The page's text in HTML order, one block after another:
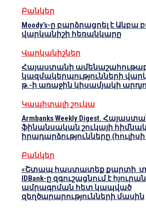
Բանկեր
Moody’s-ը բարձրացրել է Ակբա
վարկանիշի հեռանկարը
Վարկանիշներ
Հայաստանի
կազմակերպությունների
թ.-ի առաջին կիսամյակի
Կապիտալի շուկա
Armbanks Weekly Digest.
ֆինանսական շուկայի
իրադարձությունները (հուլիսի
Բանկեր
«Շտապ հաստատեք քարտի
IDBank-ը զգուշացնում է
ամրագրման հետ կապված
զեղծարարությունների մասին